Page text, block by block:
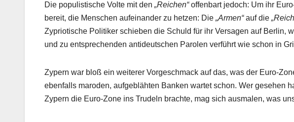
Die populistische Volte mit den „Reichen“offenbart jedoch: Um ihr
bereit, die Menschen aufeinander zu hetzen: Die „Armen“auf die
Zypriotische Politiker schieben die Schuld für ihr Versagen auf Berlin,
und zu entsprechenden antideutschen Parolen verführt wie schon in
Zypern war bloß ein weiterer Vorgeschmack auf das, was der Euro-
ebenfalls maroden, aufgeblähten Banken wartet schon. Wer gesehen
Zypern die Euro-Zone ins Trudeln brachte, mag sich ausmalen, was